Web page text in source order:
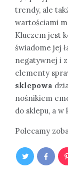
trendy, ale
wartościami
Kluczem jest
świadome jej
negatywnej i
elementy
sklepowa
nośnikiem
do sklepu, a w
Polecamy